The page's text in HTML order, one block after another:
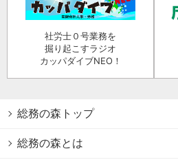
社労士０号業務を
掘り起こすラジオ
カッパダイブNEO！
総務の森トップ
総務の森とは